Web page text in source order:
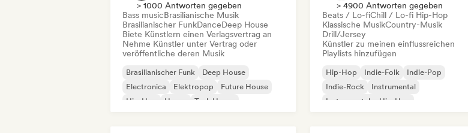
> 1000 Antworten gegeben
Bass musicBrasilianische Musik
Brasilianischer FunkDanceDeep House
Biete Künstlern einen Verlagsvertrag an
Nehme Künstler unter Vertrag oder
veröffentliche deren Musik
Brasilianischer Funk
Deep House
Electronica
Elektropop
Future House
Hip-Hop
House Tech House
> 4900 Antworten gegeben
Beats / Lo-fiChill / Lo-fi Hip-Hop
Klassische MusikCountry-Musik
Drill/Jersey
Künstler zu meinen einflussreichen
Playlists hinzufügen
Hip-Hop Indie-Folk
Indie-Pop
Indie-Rock
Instrumental
Instrumentaler Hip-Hop